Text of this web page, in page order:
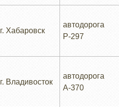
г. Хабаровск
автодорога
Р-297
г. Владивосток
автодорога
А-370